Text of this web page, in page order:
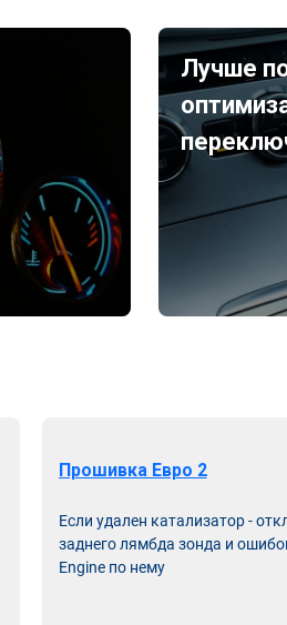
Лучше
Прошивка Евро 2
Если удален катализатор -
заднего лямбда зонда и
Engine по нему